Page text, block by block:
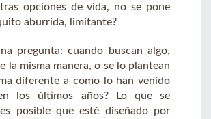
opciones de vida, no se pone
aburrida, limitante?
pregunta: cuando buscan algo,
la misma manera, o se lo plantean
diferente a como lo han venido
los últimos años? Lo que se
posible que esté diseñado por